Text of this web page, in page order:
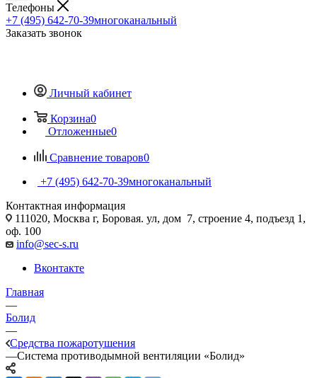
Телефоны
+7 (495) 642-70-39многоканальный
Заказать звонок
Личный кабинет
Корзина0
Отложенные0
Сравнение товаров0
+7 (495) 642-70-39многоканальный
Контактная информация
111020, Москва г, Боровая. ул, дом 7, строение 4, подъезд 1,
оф. 100
info@sec-s.ru
Вконтакте
Главная
—
Болид
—
Средства пожаротушения
—Система противодымной вентиляции «Болид»